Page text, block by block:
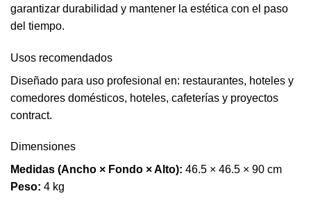
garantizar durabilidad y mantener la estética con el paso
del tiempo.
Usos recomendados
Diseñado para uso profesional en: restaurantes, hoteles y
comedores domésticos, hoteles, cafeterías y proyectos
contract.
Dimensiones
Medidas (Ancho × Fondo × Alto): 46.5 × 46.5 × 90 cm
Peso: 4 kg